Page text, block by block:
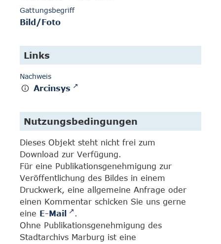
Gattungsbegriff
Bild/Foto
Links
Nachweis
Arcinsys
Nutzungsbedingungen
Dieses Objekt steht nicht frei zum
Download zur Verfügung.
Für eine Publikationsgenehmigung zur
Veröffentlichung des Bildes in einem
Druckwerk, eine allgemeine Anfrage oder
einen Kommentar schicken Sie uns gerne
eine E-Mail
.
Ohne Publikationsgenehmigung des
Stadtarchivs Marburg ist eine